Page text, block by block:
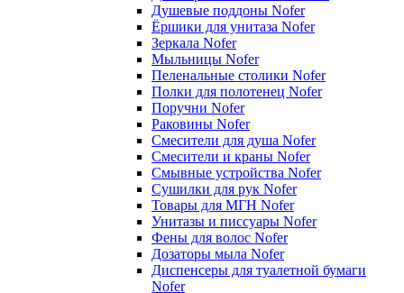
Душевые поддоны Nofer
Ёршики для унитаза Nofer
Зеркала Nofer
Мыльницы Nofer
Пеленальные столики Nofer
Полки для полотенец Nofer
Поручни Nofer
Раковины Nofer
Смесители для душа Nofer
Смесители и краны Nofer
Смывные устройства Nofer
Сушилки для рук Nofer
Товары для МГН Nofer
Унитазы и писсуары Nofer
Фены для волос Nofer
Дозаторы мыла Nofer
Диспенсеры для туалетной бумаги
Nofer